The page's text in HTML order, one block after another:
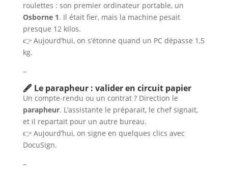
roulettes : son premier ordinateur portable, un
Osborne 1. Il était fier, mais la machine pesait
presque 12 kilos.
👉 Aujourd’hui, on s’étonne quand un PC dépasse 1,5
kg.
–
🖋️ Le parapheur : valider en circuit papier
Un compte-rendu ou un contrat ? Direction le
parapheur. L’assistante le préparait, le chef signait,
et il repartait pour un autre bureau.
👉 Aujourd’hui, on signe en quelques clics avec
DocuSign.
–